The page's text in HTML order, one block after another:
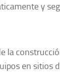
y
la
en sitios